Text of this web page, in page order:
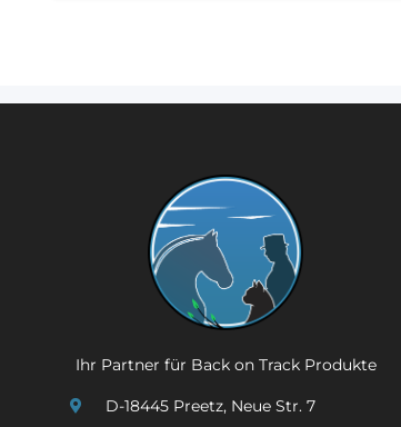
Ihr Partner für Back on Track Produkte
D-18445 Preetz, Neue Str. 7